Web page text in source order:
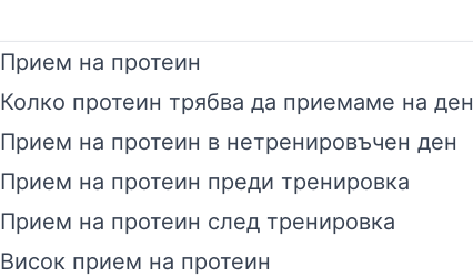
Прием на протеин
Колко протеин трябва да приемаме на ден
Прием на протеин в нетренировъчен ден
Прием на протеин преди тренировка
Прием на протеин след тренировка
Висок прием на протеин